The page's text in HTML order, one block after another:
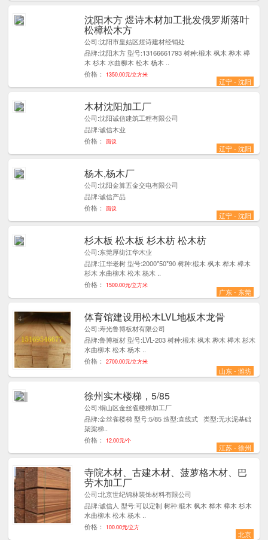
沈阳木方 煜诗木材加工批发俄罗斯落叶
松樟松木方
公司:沈阳市皇姑区煜诗建材经销处
品牌:沈阳木方 型号:13166661793 树种:椴木 枫木 桦木 榉
木 杉木 水曲柳木 松木 杨木 ..
价格：
1350.00元/立方米
辽宁 - 沈阳
5
木材沈阳加工厂
公司:沈阳诚信建筑工程有限公司
品牌:诚信木业
价格：
面议
辽宁 - 沈阳
1
杨木,杨木厂
公司:沈阳金算五金交电有限公司
品牌:诚信产品
价格：
面议
辽宁 - 沈阳
1
杉木板 松木板 杉木枋 松木枋
公司:东莞厚街江华木业
品牌:江华老树 型号:2000*50*90 树种:椴木 枫木 桦木 榉木
杉木 水曲柳木 松木 杨木 ..
价格：
1500.00元/立方米
广东 - 东莞
1
体育馆建设用松木LVL地板木龙骨
公司:寿光鲁博板材有限公司
品牌:鲁博板材 型号:LVL-203 树种:椴木 枫木 桦木 榉木 杉木
水曲柳木 松木 杨木 ..
价格：
2700.00元/立方米
山东 - 潍坊
4
徐州实木楼梯，5/85
公司:铜山区金丝雀楼梯加工厂
品牌:金丝雀楼梯 型号:5/85 造型:直线式 类型:无水泥基础
架梁梯..
价格：
12.00元/个
江苏 - 徐州
11
寺院木材、古建木材、菠萝格木材、巴
劳木加工厂
公司:北京世纪锦林装饰材料有限公司
品牌:诚信人 型号:可以定制 树种:椴木 枫木 桦木 榉木 杉木
水曲柳木 松木 杨木 ..
价格：
100.00元/立方
北京
1